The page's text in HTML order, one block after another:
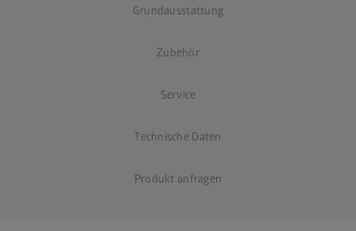
Grundausstattung
Zubehör
Service
Technische Daten
Produkt anfragen